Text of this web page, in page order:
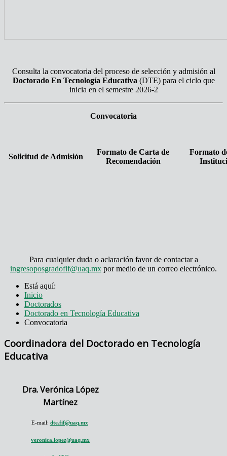
Consulta la convocatoria del proceso de selección y admisión al
Doctorado En Tecnología Educativa (DTE) para el ciclo que
inicia en el semestre 2026-2
Convocatoria
Solicitud de Admisión
Formato de Carta de
Recomendación
Formato
Para cualquier duda o aclaración favor de contactar a
ingresoposgradofif@uaq.mx por medio de un correo electrónico.
Está aquí:
Inicio
Doctorados
Doctorado en Tecnología Educativa
Convocatoria
Coordinadora del Doctorado en Tecnología
Educativa
Dra. Verónica López
Martínez
E-mail: dte.fif@uaq.mx
veronica.lopez@uaq.mx